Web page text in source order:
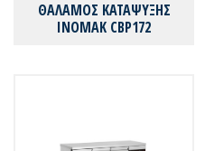
ΘΑΛΑΜΟΣ ΚΑΤΑΨΥΞΗΣ
INOMAK CBP172